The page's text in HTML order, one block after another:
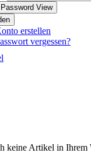
View
erstellen
vergessen?
keine Artikel in Ihrem